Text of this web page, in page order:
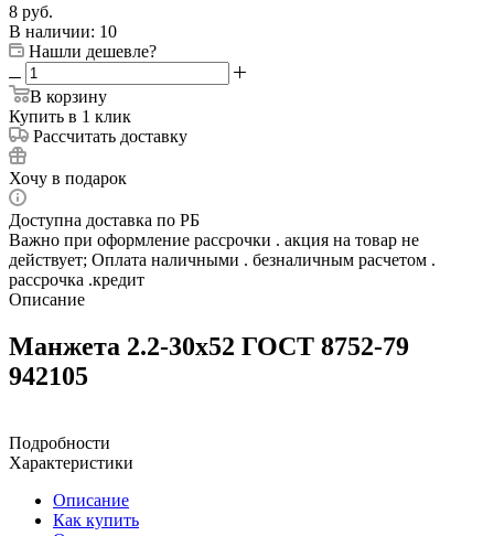
8 руб.
В наличии: 10
Нашли дешевле?
В корзину
Купить в 1 клик
Рассчитать доставку
Хочу в подарок
Доступна доставка по РБ
Важно при оформление рассрочки . акция на товар не
действует; Оплата наличными . безналичным расчетом .
рассрочка .кредит
Описание
Манжета 2.2-30х52 ГОСТ 8752-79
942105
Подробности
Характеристики
Описание
Как купить